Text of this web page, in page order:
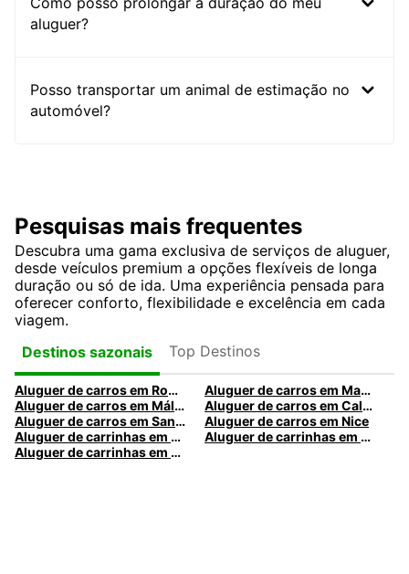
aluguer?
Posso transportar um animal de estimação no
automóvel?
Pesquisas mais frequentes
Descubra uma gama exclusiva de serviços de aluguer,
desde veículos premium a opções flexíveis de longa
duração ou só de ida. Uma experiência pensada para
oferecer conforto, flexibilidade e excelência em cada
viagem.
Destinos sazonais
Top Destinos
Aluguer de carros em Roma
Aluguer de carros em Madrid
Aluguer de carros em Málaga
Aluguer de carros em Caldas da Rainha
Aluguer de carros em Santa Maria da Feira
Aluguer de carros em Nice
Aluguer de carrinhas em Nice
Aluguer de carrinhas em Santa Maria da Feira
Aluguer de carrinhas em Caldas da Rainha